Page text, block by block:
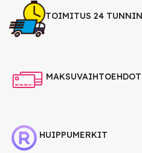
TOIMITUS 24 TUNNIN
MAKSUVAIHTOEHDOT
HUIPPUMERKIT